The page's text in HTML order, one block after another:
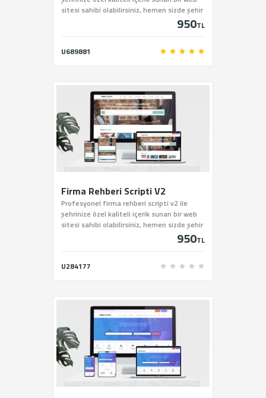
sitesi sahibi olabilirsiniz, hemen sizde şehir
rehberi scriptini sitemiz üzerinden satın
950TL
U689881
Firma Rehberi Scripti V2
Profesyonel firma rehberi scripti v2 ile
şehrinize özel kaliteli içerik sunan bir web
sitesi sahibi olabilirsiniz, hemen sizde şehir
rehberi scriptini sitemiz üzerinden satın
950TL
U284177